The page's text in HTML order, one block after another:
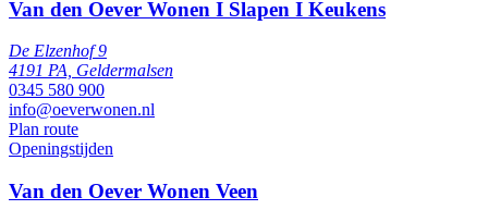
Van den Oever Wonen I Slapen I Keukens
De Elzenhof 9
4191 PA, Geldermalsen
0345 580 900
info@oeverwonen.nl
Plan route
Openingstijden
Van den Oever Wonen Veen